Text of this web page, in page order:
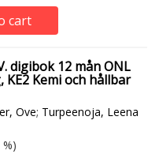
cart
digibok 12 mån ONL
KE2 Kemi och hållbar
Ove; Turpeenoja, Leena